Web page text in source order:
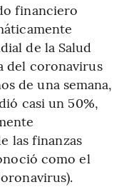
financiero
de la Salud
del coronavirus
de una semana,
casi un 50%,
las finanzas
como el